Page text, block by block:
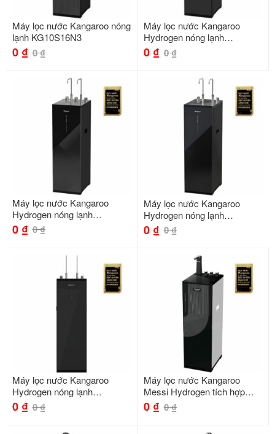
Máy lọc nước Kangaroo nóng
lạnh KG10S16N3
0 ₫ 0₫
Máy lọc nước Kangaroo
Hydrogen nóng lạnh
KG10S18H3
0 ₫ 0₫
Máy lọc nước Kangaroo
Hydrogen nóng lạnh
KG12S19H3
0 ₫ 0₫
Máy lọc nước Kangaroo
Hydrogen nóng lạnh
KG12S3H3
0 ₫ 0₫
Máy lọc nước Kangaroo
Hydrogen nóng lạnh
KG12S2H4
0 ₫ 0₫
Máy lọc nước Kangaroo
Messi Hydrogen tích hợp
nóng KG10M24
0 ₫ 0₫